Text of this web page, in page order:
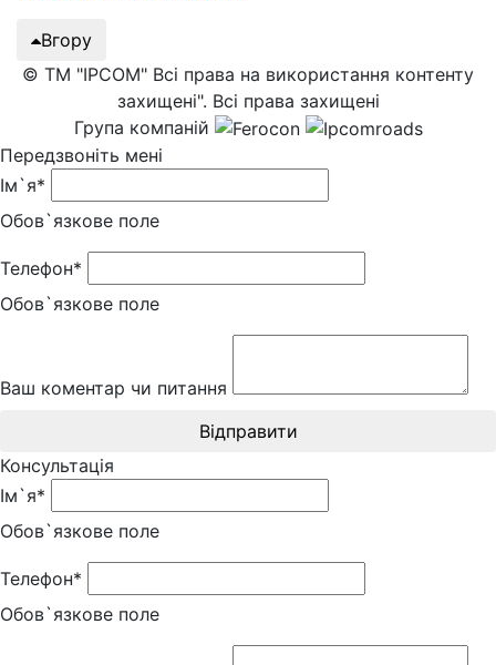
Вгору
© ТМ "IPCOM" Всі права на використання контенту
захищені". Всі права захищені
Група компаній
Передзвоніть мені
Ім`я*
Обов`язкове поле
Телефон*
Обов`язкове поле
Ваш коментар чи питання
Відправити
Консультація
Ім`я*
Обов`язкове поле
Телефон*
Обов`язкове поле